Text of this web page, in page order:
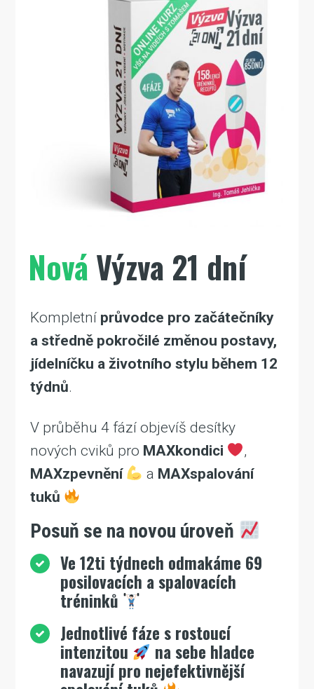
Nová Výzva 21 dní
Kompletní průvodce pro začátečníky
a středně pokročilé změnou postavy,
jídelníčku a životního stylu během 12
týdnů.
V průběhu 4 fází objevíš desítky
nových cviků pro MAXkondici
,
MAXzpevnění
a MAXspalování
tuků
Posuň se na novou úroveň
Ve 12ti týdnech odmakáme 69
posilovacích a spalovacích
tréninků
Jednotlivé fáze s rostoucí
intenzitou na sebe hladce
navazují pro nejefektivnější